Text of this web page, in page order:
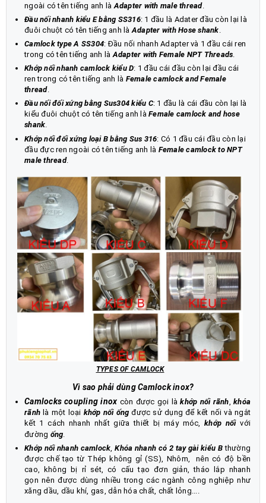
ngoài có tên tiếng anh là Adapter with male thread.
Đầu nối nhanh kiểu E bằng SS316: 1 đầu là Adater đầu còn lại là
đuôi chuột có tên tiếng anh là Adapter with Hose shank
Camlock type A SS304: Đầu nối nhanh Adapter và 1 đầu cái ren
trong có tên tiếng anh làAdapter with Female NPT Threads.
Khớp nối nhanh camlock kiểu D: 1 đầu cái đầu còn lại đầu cái
ren trong có tên tiếng anh là Female camlock and Female
thread.
Đầu nối đối xứng bằng Sus304 kiểu C: 1 đầu là cái đầu còn lại là
kiểu đuôi chuột có tên tiếng anh là Female camlock and hose
shank.
Khớp nối đối xứng loại B bằng Sus 316: Có 1 đầu cái đầu còn lại
đầu đực ren ngoài có tên tiếng anh là Female camlock to NPT
male thread.
TYPES OF CAMLOCK
Vì sao phải dùng Camlock inox?
Camlocks coupling inox còn được gọi làkhớp nối rãnh ,khóa
rãnh là một loại khớp nối ống được sử dụng để kết nối và ngắt
kết 1 cách nhanh nhất giữa thiết bị máy móc,khớp nốivới
đường ống
Khớp nối nhanh camlock ,Khóa nhanh có 2 tay gài kiểu Bthường
được chế tạo từ Thép không gỉ (SS), Nhôm, nên có độ bền
cao, không bị rỉ sét, có cấu tạo đơn giản, tháo lắp nhanh
gọn nên được dùng nhiều trong các ngành công nghiệp như
xăng dầu, dầu khí, gas, dẫn hóa chất, chất lỏng....